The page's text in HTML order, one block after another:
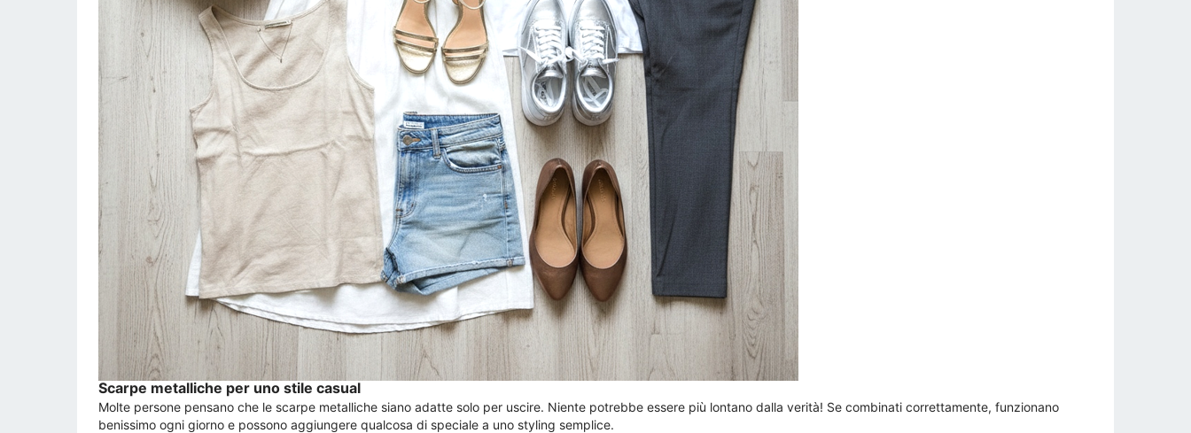
Scarpe metalliche per uno stile casual
Molte persone pensano che le scarpe metalliche siano adatte solo per uscire. Niente potrebbe essere più lontano dalla verità! Se combinati correttamente, funzionano
benissimo ogni giorno e possono aggiungere qualcosa di speciale a uno styling semplice.